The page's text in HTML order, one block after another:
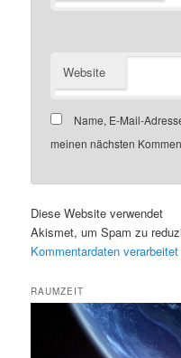
Website
Name, E-Mail-
meinen nächsten
Diese Website verwendet
Akismet, um Spam zu
Kommentardaten
RAUMZEIT